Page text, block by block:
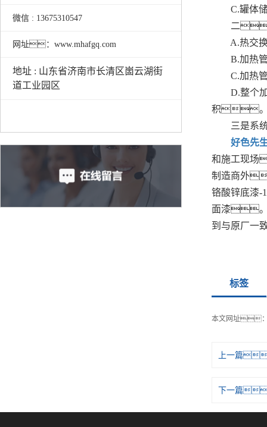
微信 : 13675310547
网址：www.mhafgq.com
地址 : 山东省济南市长清区崮云湖街
道工业园区
C.罐体储
二
A.热交换
B.加热管
C.加热管
D.整个加
积。
三是系
好色先
和施工现场
制造商外
铬酸锌底漆-
面漆。
到与原厂一
标签
本文网址
上一篇
下一篇